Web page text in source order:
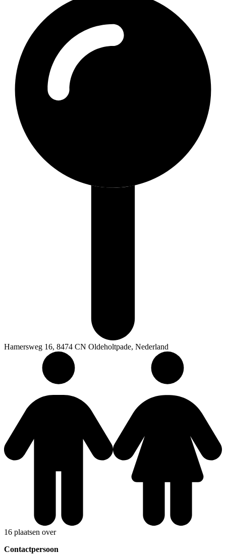
Hamersweg 16, 8474 CN Oldeholtpade, Nederland
16 plaatsen over
Contactpersoon